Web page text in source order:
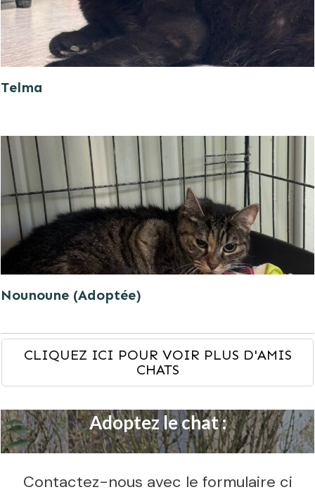
Telma
Nounoune (Adoptée)
CLIQUEZ ICI POUR VOIR PLUS D'AMIS
CHATS
Adoptez le chat :
Contactez-nous avec le formulaire ci